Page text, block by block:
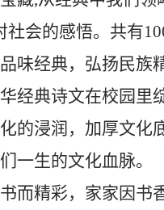
会的感悟。共有
味经典，弘扬民族
经典诗文在校园里
的浸润，加厚文化
一生的文化血脉。
而精彩，家家因书